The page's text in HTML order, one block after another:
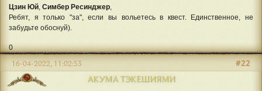
Цзин Юй, Симбер Ресинджер,
Ребят, я только "за", если вы вольетесь в квест. Единственное, не
забудьте обоснуй).
0
АКУМА ТЭКЕШИЯМИ
#22
16-04-2022, 11:02:53